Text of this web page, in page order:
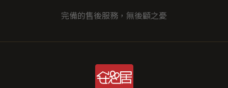
完備的售後服務，無後顧之憂